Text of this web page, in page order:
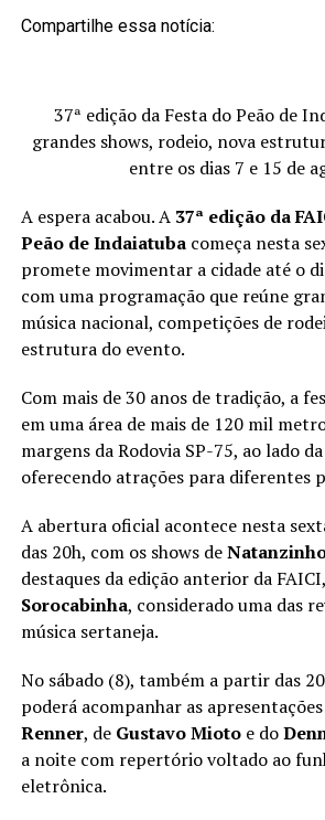
Compartilhe essa notícia:
37ª edição da Festa do Peão de
grandes shows, rodeio, nova
entre os dias 7 e 15 de
A espera acabou. A 37ª edição da
Peão de Indaiatubacomeça nesta
promete movimentar a cidade até o
com uma programação que reúne
música nacional, competições de
estrutura do evento.
Com mais de 30 anos de tradição, a
em uma área de mais de 120 mil
margens da Rodovia SP-75, ao lado
oferecendo atrações para diferentes
A abertura oficial acontece nesta
das 20h, com os shows de
destaques da edição anterior da
Sorocabinha, considerado uma das
música sertaneja.
No sábado (8), também a partir das
poderá acompanhar as
Renner, de Gustavo Miotoe do
a noite com repertório voltado ao
eletrônica.